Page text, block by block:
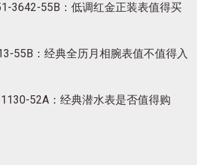
3642-55B：低调红金正装表值得买
55B：经典全历月相腕表值不值得入
52A：经典潜水表是否值得购